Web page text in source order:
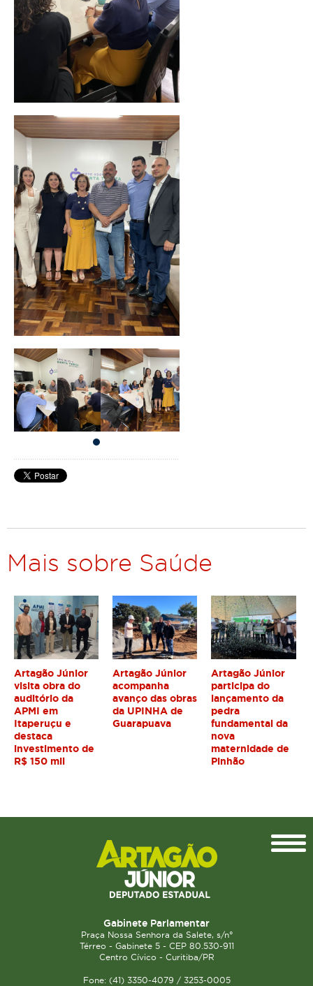
Mais sobre Saúde
Artagão Júnior
visita obra do
auditório da
APMI em
Itaperuçu e
destaca
investimento de
R$ 150 mil
Artagão Júnior
acompanha
avanço das obras
da UPINHA de
Guarapuava
Artagão Júnior
participa do
lançamento da
pedra
fundamental da
nova
maternidade de
Pinhão
Gabinete Parlamentar
Praça Nossa Senhora da Salete, s/n°
Térreo - Gabinete 5 - CEP 80.530-911
Centro Cívico - Curitiba/PR
Fone: (41) 3350-4079 / 3253-0005